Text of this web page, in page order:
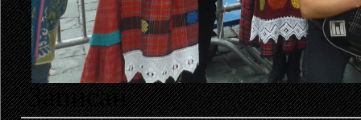
Записан